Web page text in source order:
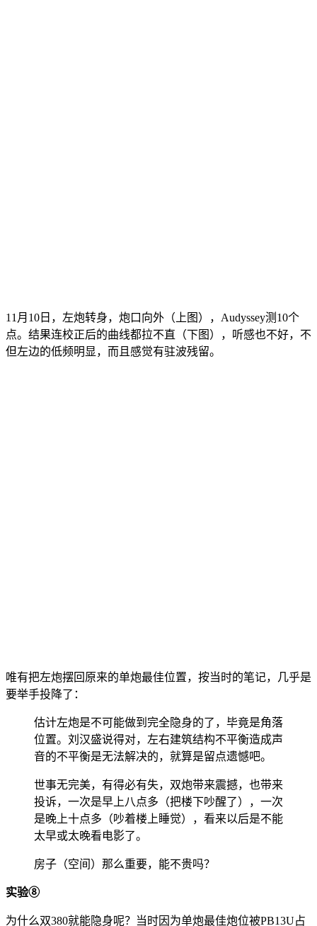
11月10日，左炮转身，炮口向外（上图），Audyssey测10个
点。结果连校正后的曲线都拉不直（下图），听感也不好，不
但左边的低频明显，而且感觉有驻波残留。
唯有把左炮摆回原来的单炮最佳位置，按当时的笔记，几乎是
要举手投降了：
估计左炮是不可能做到完全隐身的了，毕竟是角落
位置。刘汉盛说得对，左右建筑结构不平衡造成声
音的不平衡是无法解决的，就算是留点遗憾吧。
世事无完美，有得必有失，双炮带来震撼，也带来
投诉，一次是早上八点多（把楼下吵醒了），一次
是晚上十点多（吵着楼上睡觉），看来以后是不能
太早或太晚看电影了。
房子（空间）那么重要，能不贵吗？
实验⑧
为什么双380就能隐身呢？当时因为单炮最佳炮位被PB13U占